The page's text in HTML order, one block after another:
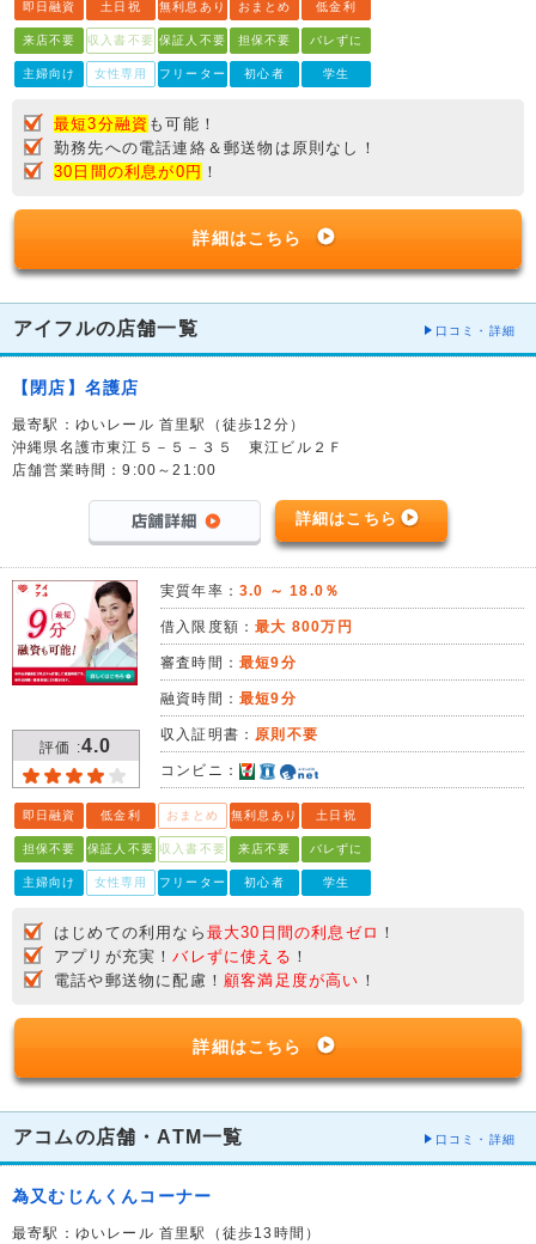
即日融資 土日祝 無利息あり おまとめ 低金利
来店不要 収入書不要 保証人不要 担保不要 バレずに
主婦向け 女性専用 フリーター 初心者 学生
最短3分融資 も可能！
勤務先への電話連絡＆郵送物は原則なし！
30日間の利息が0円 ！
詳細はこちら
アイフルの店舗一覧 口コミ・詳細
【閉店】名護店
最寄駅：ゆいレール 首里駅（徒歩12分）
沖縄県名護市東江５－５－３５ 東江ビル２Ｆ
店舗営業時間：9:00～21:00
詳細はこちら
評価 :4.0
実質年率： 3.0 ～ 18.0％
借入限度額：最大 800万円
審査時間： 最短9分
融資時間： 最短9分
収入証明書： 原則不要
コンビニ：
即日融資 低金利 おまとめ 無利息あり 土日祝
担保不要 保証人不要 収入書不要 来店不要 バレずに
主婦向け 女性専用 フリーター 初心者 学生
はじめての利用なら 最大30日間の利息ゼロ ！
アプリが充実！バレずに使える ！
電話や郵送物に配慮！ 顧客満足度が高い ！
詳細はこちら
アコムの店舗・ATM一覧 口コミ・詳細
為又むじんくんコーナー
最寄駅：ゆいレール 首里駅（徒歩13時間）